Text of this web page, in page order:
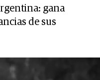
gana
de sus